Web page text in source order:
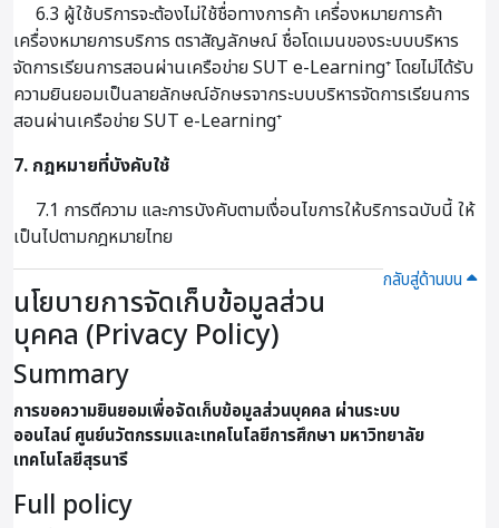
6.3 ผู้ใช้บริการจะต้องไม่ใช้ชื่อทางการค้า เครื่องหมายการค้า
เครื่องหมายการบริการ ตราสัญลักษณ์ ชื่อโดเมนของระบบบริหาร
จัดการเรียนการสอนผ่านเครือข่าย SUT e-Learning⁺ โดยไม่ได้รับ
ความยินยอมเป็นลายลักษณ์อักษรจากระบบบริหารจัดการเรียนการ
สอนผ่านเครือข่าย SUT e-Learning⁺
7. กฎหมายที่บังคับใช้
7.1 การตีความ และการบังคับตามเงื่อนไขการให้บริการฉบับนี้ ให้
เป็นไปตามกฎหมายไทย
กลับสู่ด้านบน
นโยบายการจัดเก็บข้อมูลส่วน
บุคคล (Privacy Policy)
Summary
การขอความยินยอมเพื่อจัดเก็บข้อมูลส่วนบุคคล ผ่านระบบ
ออนไลน์ศูนย์นวัตกรรมและเทคโนโลยีการศึกษา มหาวิทยาลัย
เทคโนโลยีสุรนารี
Full policy